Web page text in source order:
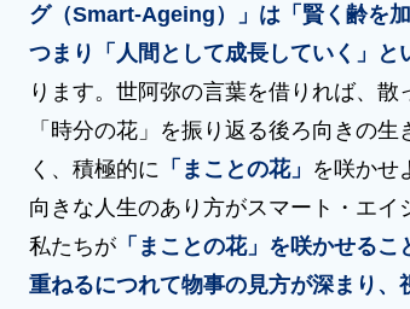
グ（Smart-Ageing）」は「賢く齢を加
つまり「人間として成長していく」と
ります。世阿弥の言葉を借りれば、散
「時分の花」を振り返る後ろ向きの生
く、積極的に 「まことの花」 を咲かせ
向きな人生のあり方がスマート・エイ
私たちが 「まことの花」を咲かせるこ
重ねるにつれて物事の見方が深まり、